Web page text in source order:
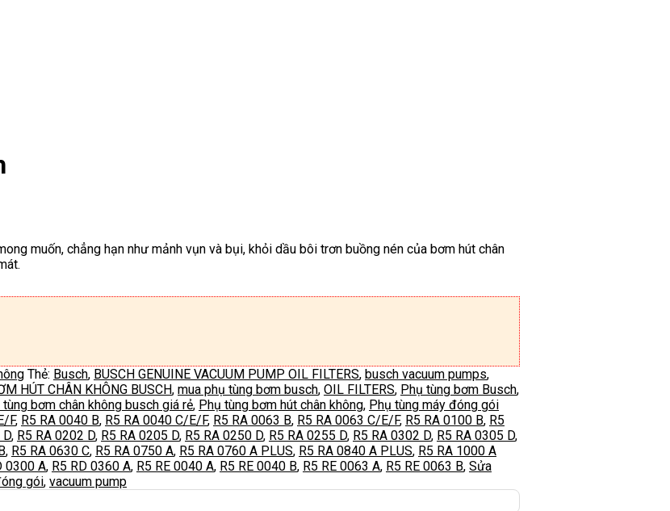
muốn, chẳng hạn như mảnh vụn và bụi, khỏi dầu bôi trơn buồng nén của bơm hút chân
Thẻ: Busch, BUSCH GENUINE VACUUM PUMP OIL FILTERS, busch vacuum pumps,
HÚT CHÂN KHÔNG BUSCH, mua phụ tùng bơm busch, OIL FILTERS, Phụ tùng bơm Busch,
tùng bơm chân không busch giá rẻ, Phụ tùng bơm hút chân không, Phụ tùng máy đóng gói
F, R5 RA 0040 B, R5 RA 0040 C/E/F, R5 RA 0063 B, R5 RA 0063 C/E/F, R5 RA 0100 B, R5
D, R5 RA 0202 D, R5 RA 0205 D, R5 RA 0250 D, R5 RA 0255 D, R5 RA 0302 D, R5 RA 0305 D,
, R5 RA 0630 C, R5 RA 0750 A, R5 RA 0760 A PLUS, R5 RA 0840 A PLUS, R5 RA 1000 A
0300 A, R5 RD 0360 A, R5 RE 0040 A, R5 RE 0040 B, R5 RE 0063 A, R5 RE 0063 B, Sửa
gói, vacuum pump